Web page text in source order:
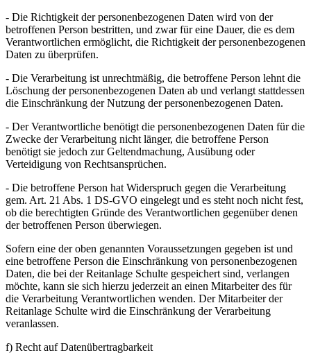
- Die Richtigkeit der personenbezogenen Daten wird von der
betroffenen Person bestritten, und zwar für eine Dauer, die es dem
Verantwortlichen ermöglicht, die Richtigkeit der personenbezogenen
Daten zu überprüfen.
- Die Verarbeitung ist unrechtmäßig, die betroffene Person lehnt die
Löschung der personenbezogenen Daten ab und verlangt stattdessen
die Einschränkung der Nutzung der personenbezogenen Daten.
- Der Verantwortliche benötigt die personenbezogenen Daten für die
Zwecke der Verarbeitung nicht länger, die betroffene Person
benötigt sie jedoch zur Geltendmachung, Ausübung oder
Verteidigung von Rechtsansprüchen.
- Die betroffene Person hat Widerspruch gegen die Verarbeitung
gem. Art. 21 Abs. 1 DS-GVO eingelegt und es steht noch nicht fest,
ob die berechtigten Gründe des Verantwortlichen gegenüber denen
der betroffenen Person überwiegen.
Sofern eine der oben genannten Voraussetzungen gegeben ist und
eine betroffene Person die Einschränkung von personenbezogenen
Daten, die bei der Reitanlage Schulte gespeichert sind, verlangen
möchte, kann sie sich hierzu jederzeit an einen Mitarbeiter des für
die Verarbeitung Verantwortlichen wenden. Der Mitarbeiter der
Reitanlage Schulte wird die Einschränkung der Verarbeitung
veranlassen.
f) Recht auf Datenübertragbarkeit